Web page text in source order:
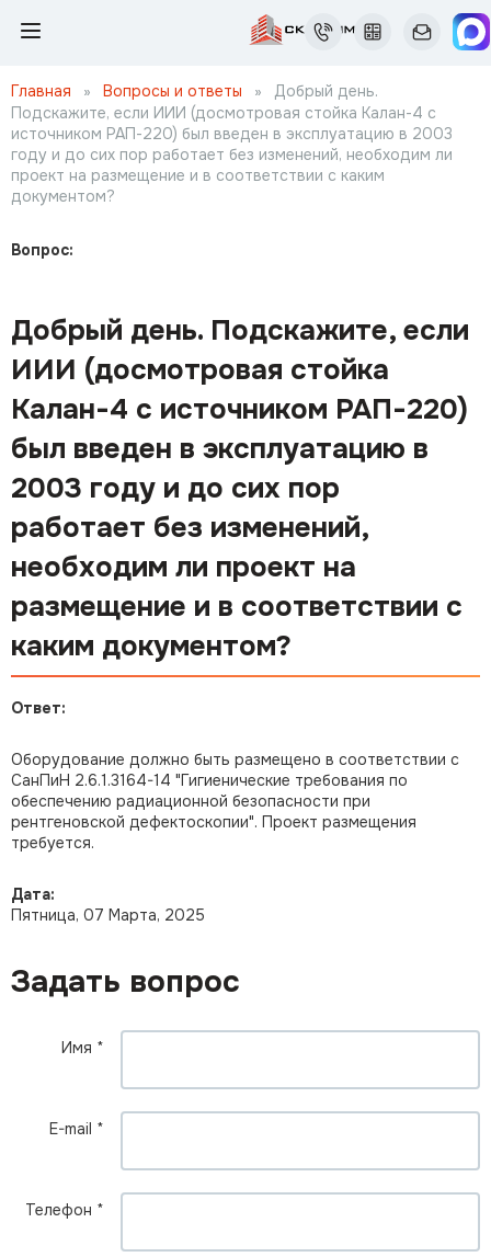
Главная » Вопросы и ответы »
Добрый день.
Подскажите, если ИИИ (досмотровая стойка Калан-4 с
источником РАП-220) был введен в эксплуатацию в 2003
году и до сих пор работает без изменений, необходим ли
проект на размещение и в соответствии с каким
документом?
Вопрос:
Добрый день. Подскажите, если
ИИИ (досмотровая стойка
Калан-4 с источником РАП-220)
был введен в эксплуатацию в
2003 году и до сих пор
работает без изменений,
необходим ли проект на
размещение и в соответствии с
каким документом?
Ответ:
Оборудование должно быть размещено в соответствии с
СанПиН 2.6.1.3164-14 "Гигиенические требования по
обеспечению радиационной безопасности при
рентгеновской дефектоскопии". Проект размещения
требуется.
Дата:
Пятница, 07 Марта, 2025
Задать вопрос
Имя *
E-mail *
Телефон *